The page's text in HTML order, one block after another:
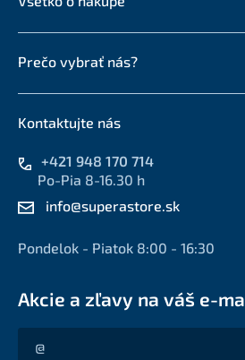
Prečo vybrať nás?
Kontaktujte nás
+421 948 170 714
Po-Pia 8-16.30 h
info@superastore.sk
Pondelok - Piatok 8:00 - 16:30
Akcie a zľavy na váš e-
Akcie a zľavy na váš e-mail z prvej ruky